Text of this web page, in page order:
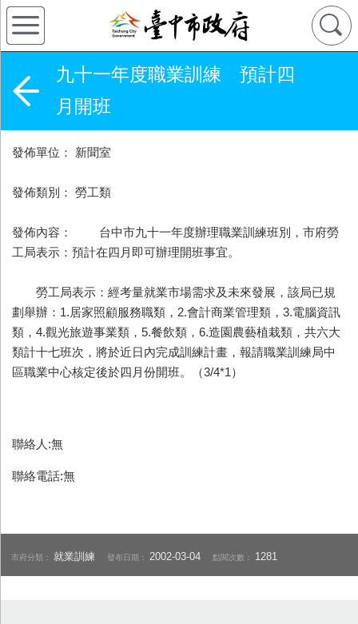
九十一年度職業訓練 預計四
月開班
發佈單位： 新聞室
發佈類別： 勞工類
發佈內容： 台中市九十一年度辦理職業訓練班別，市府勞
工局表示：預計在四月即可辦理開班事宜。
勞工局表示：經考量就業市場需求及未來發展，該局已規
劃舉辦：1.居家照顧服務職類，2.會計商業管理類，3.電腦資訊
類，4.觀光旅遊事業類，5.餐飲類，6.造園農藝植栽類，共六大
類計十七班次，將於近日內完成訓練計畫，報請職業訓練局中
區職業中心核定後於四月份開班。（3/4*1）
聯絡人:無
聯絡電話:無
市府分類： 就業訓練 發布日期： 2002-03-04 點閱次數： 1281